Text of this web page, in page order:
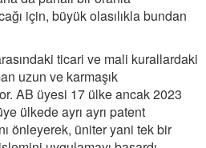
için, büyük olasılıkla bundan
ticari ve mali kurallardaki
uzun ve karmaşık
AB üyesi 17 ülke ancak 2023
ülkede ayrı ayrı patent
önleyerek, üniter yani tek bir